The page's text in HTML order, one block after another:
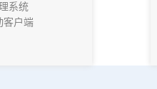
系统
客户端